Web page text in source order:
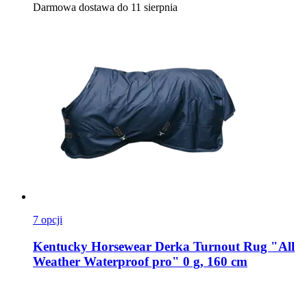
Darmowa dostawa do 11 sierpnia
7 opcji
Kentucky Horsewear Derka Turnout Rug "All
Weather Waterproof pro" 0 g, 160 cm